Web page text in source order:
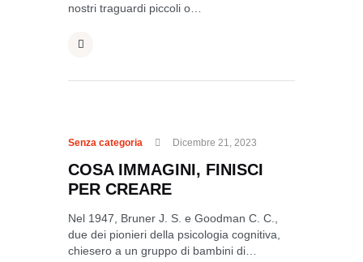
nostri traguardi piccoli o…
Senza categoria Dicembre 21, 2023
COSA IMMAGINI, FINISCI
PER CREARE
Nel 1947, Bruner J. S. e Goodman C. C.,
due dei pionieri della psicologia cognitiva,
chiesero a un gruppo di bambini di…